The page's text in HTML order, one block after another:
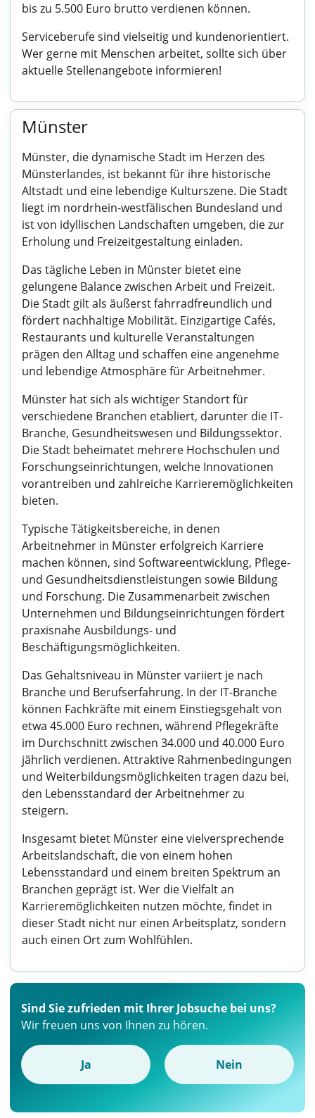
bis zu 5.500 Euro brutto verdienen können.
Serviceberufe sind vielseitig und kundenorientiert.
Wer gerne mit Menschen arbeitet, sollte sich über
aktuelle Stellenangebote informieren!
Münster
Münster, die dynamische Stadt im Herzen des
Münsterlandes, ist bekannt für ihre historische
Altstadt und eine lebendige Kulturszene. Die Stadt
liegt im nordrhein-westfälischen Bundesland und
ist von idyllischen Landschaften umgeben, die zur
Erholung und Freizeitgestaltung einladen.
Das tägliche Leben in Münster bietet eine
gelungene Balance zwischen Arbeit und Freizeit.
Die Stadt gilt als äußerst fahrradfreundlich und
fördert nachhaltige Mobilität. Einzigartige Cafés,
Restaurants und kulturelle Veranstaltungen
prägen den Alltag und schaffen eine angenehme
und lebendige Atmosphäre für Arbeitnehmer.
Münster hat sich als wichtiger Standort für
verschiedene Branchen etabliert, darunter die IT-
Branche, Gesundheitswesen und Bildungssektor.
Die Stadt beheimatet mehrere Hochschulen und
Forschungseinrichtungen, welche Innovationen
vorantreiben und zahlreiche Karrieremöglichkeiten
bieten.
Typische Tätigkeitsbereiche, in denen
Arbeitnehmer in Münster erfolgreich Karriere
machen können, sind Softwareentwicklung, Pflege-
und Gesundheitsdienstleistungen sowie Bildung
und Forschung. Die Zusammenarbeit zwischen
Unternehmen und Bildungseinrichtungen fördert
praxisnahe Ausbildungs- und
Beschäftigungsmöglichkeiten.
Das Gehaltsniveau in Münster variiert je nach
Branche und Berufserfahrung. In der IT-Branche
können Fachkräfte mit einem Einstiegsgehalt von
etwa 45.000 Euro rechnen, während Pflegekräfte
im Durchschnitt zwischen 34.000 und 40.000 Euro
jährlich verdienen. Attraktive Rahmenbedingungen
und Weiterbildungsmöglichkeiten tragen dazu bei,
den Lebensstandard der Arbeitnehmer zu
steigern.
Insgesamt bietet Münster eine vielversprechende
Arbeitslandschaft, die von einem hohen
Lebensstandard und einem breiten Spektrum an
Branchen geprägt ist. Wer die Vielfalt an
Karrieremöglichkeiten nutzen möchte, findet in
dieser Stadt nicht nur einen Arbeitsplatz, sondern
auch einen Ort zum Wohlfühlen.
Sind Sie zufrieden mit Ihrer Jobsuche bei uns?
Wir freuen uns von Ihnen zu hören.
Ja Nein